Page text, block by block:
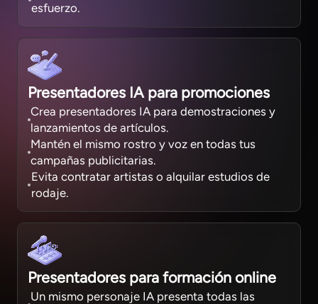
esfuerzo.
Presentadores IA para promociones
Crea presentadores IA para demostraciones y
lanzamientos de artículos.
Mantén el mismo rostro y voz en todas tus
campañas publicitarias.
Evita contratar artistas o alquilar estudios de
rodaje.
Presentadores para formación online
Un mismo personaje IA presenta todas las